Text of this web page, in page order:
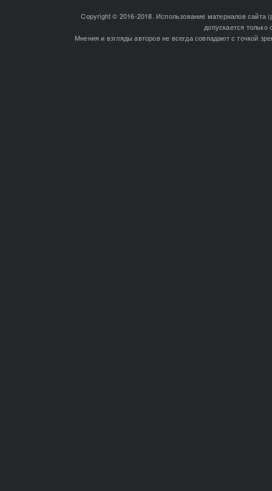
Copyright © 2016-2018. Использование материалов сайта
допускается
Мнения и взгляды авторов не всегда совпадают с точкой